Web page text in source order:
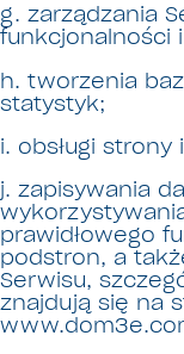
g. zarządzania
funkcjonalności
h. tworzenia
statystyk;
i. obsługi
j. zapisywania
prawidłowego
podstron, a
Serwisu,
znajdują się na